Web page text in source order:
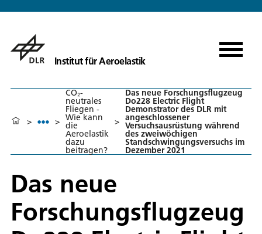
Institut für Aeroelastik
> >
CO₂-
neutrales
Fliegen -
Wie kann
die
Aeroelastik
dazu
beitragen?
>
Das neue Forschungsflugzeug
Do228 Electric Flight
Demonstrator des DLR mit
angeschlossener
Versuchsausrüstung während
des zweiwöchigen
Standschwingungsversuchs im
Dezember 2021
Das neue
Forschungsflugzeug